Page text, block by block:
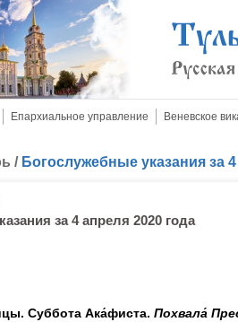
Епархиальное управление Веневское
/ Богослужебные указания за
за 4 апреля 2020 года
Суббота Ака́фиста. Похвала́